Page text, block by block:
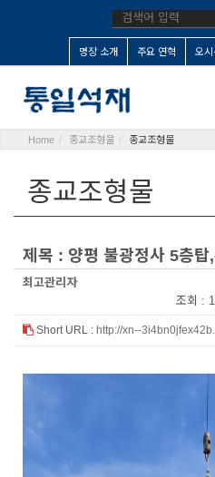
명장 소개 주요 연혁 오시
Home 종교조형물 종교조형물
종교조형물
제목 : 양평 불광정사 5층탑
최고관리자
조회 :
Short URL : http://xn--